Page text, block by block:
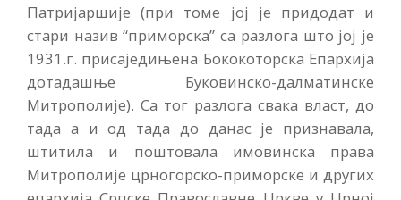
Патријаршије (при томе јој је придодат и
стари назив “приморска” са разлога што јој је
1931.г. присаједињена Бококоторска Епархија
дотадашње Буковинско-далматинске
Митрополије). Са тог разлога свака власт, до
тада а и од тада до данас је признавала,
штитила и поштовала имовинска права
Митрополије црногорско-приморске и других